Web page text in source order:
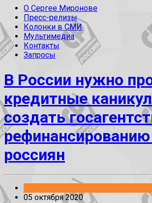
О Сергее Миронове
Пресс-релизы
Колонки в СМИ
Мультимедиа
Контакты
Запросы
В России нужно
кредитные
создать
россиян
05 октября 2020